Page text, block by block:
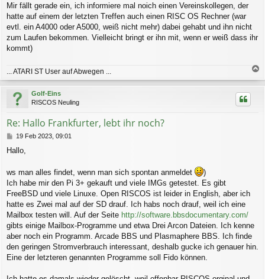
Mir fällt gerade ein, ich informiere mal noich einen Vereinskollegen, der
hatte auf einem der letzten Treffen auch einen RISC OS Rechner (war
evtl. ein A4000 oder A5000, weiß nicht mehr) dabei gehabt und ihn nicht
zum Laufen bekommen. Vielleicht bringt er ihn mit, wenn er weiß dass ihr
kommt)
... ATARI ST User auf Abwegen ...
a
c
Golf-Eins
RISCOS Neuling
Re: Hallo Frankfurter, lebt ihr noch?
B
i
r
a
19 Feb 2023, 09:01
Hallo,
ws man alles findet, wenn man sich spontan anmeldet
)
Ich habe mir den Pi 3+ gekauft und viele IMGs getestet. Es gibt
FreeBSD und viele Linuxe. Open RISCOS ist leider in English, aber ich
hatte es Zwei mal auf der SD drauf. Ich habs noch drauf, weil ich eine
Mailbox testen will. Auf der Seite http://software.bbsdocumentary.com/
gibts einige Mailbox-Programme und etwa Drei Arcon Dateien. Ich kenne
aber noch ein Programm. Arcade BBS und Plasmaphere BBS. Ich finde
den geringen Stromverbrauch interessant, deshalb gucke ich genauer hin.
Eine der letzteren genannten Programme soll Fido können.